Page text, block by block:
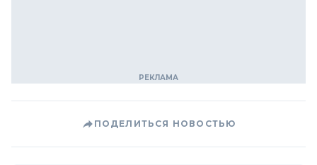
ПОДЕЛИТЬСЯ НОВОСТЬЮ